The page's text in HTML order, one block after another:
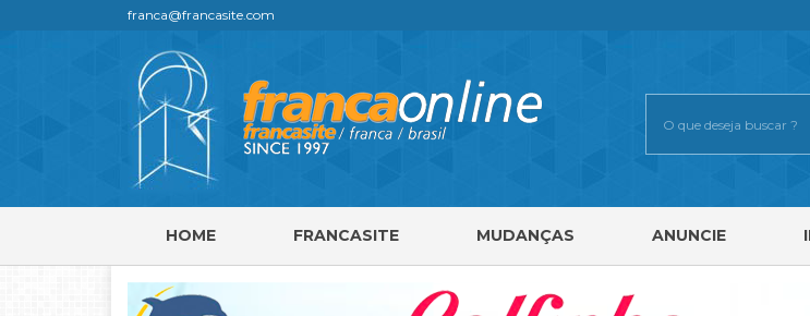
franca@francasite.com
HOME FRANCASITE MUDANÇAS ANUNCIE